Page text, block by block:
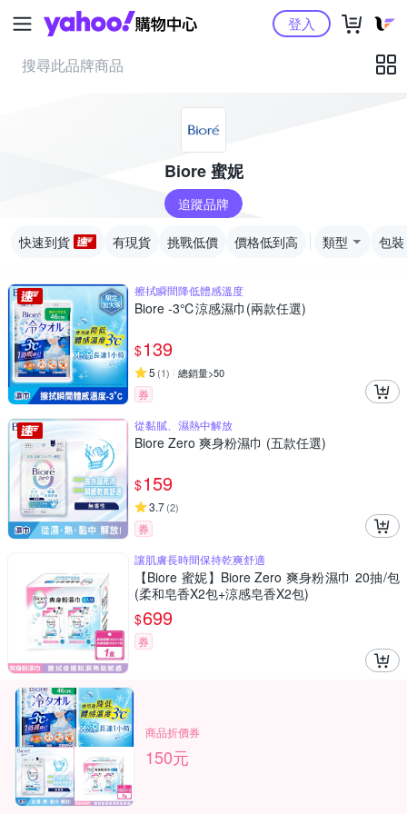
Yahoo購物中心登入
Biore 蜜妮
追蹤品牌
快速到貨 有現貨 挑戰低價 價格低到高 類型 包裝
擦拭瞬間降低體感溫度
Biore -3℃涼感濕巾(兩款任選)
$139
5 (1) 總銷量>50
券
從黏膩、濕熱中解放
Biore Zero 爽身粉濕巾 (五款任選)
$159
3.7(2)
券
讓肌膚長時間保持乾爽舒適
【Biore 蜜妮】Biore Zero 爽身粉濕巾 20抽/包
(柔和皂香X2包+涼感皂香X2包)
$699
券
商品折價券
150元